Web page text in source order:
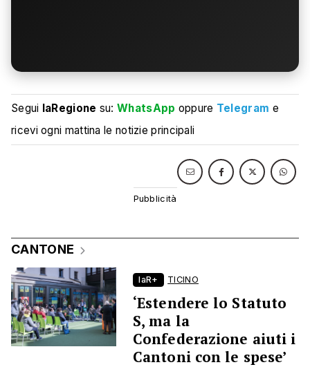
Segui laRegione su:WhatsApp oppure Telegram e
ricevi ogni mattina le notizie principali
CANTONE
laR+ TICINO
‘Estendere lo Statuto
S, ma la
Confederazione aiuti i
Cantoni con le spese’